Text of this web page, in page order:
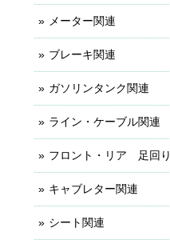
メーター関連
ブレーキ関連
ガソリンタンク関連
ライン・ケーブル関連
フロント・リア 足回り
キャブレター関連
シート関連